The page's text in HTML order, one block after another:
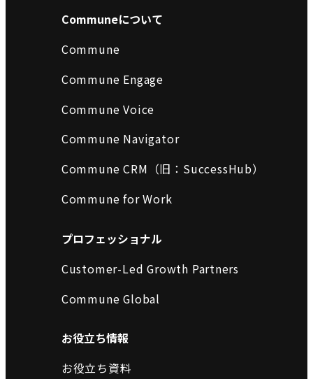
Communeについて
Commune
Commune Engage
Commune Voice
Commune Navigator
Commune CRM（旧：SuccessHub）
Commune for Work
プロフェッショナル
Customer-Led Growth Partners
Commune Global
お役立ち情報
お役立ち資料